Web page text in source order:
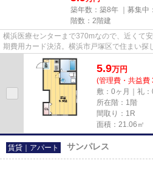
築年数：築8年 ｜募集中：
階数：2階建
横浜医療センターまで370mなので、近くて
期費用カード決済。横浜市戸塚区で住まい探
い。当社へのお問い合わせは、0...
5.9万円
(管理費・共益費
敷：0ヶ月｜礼：
所在階：1階
間取り：1R
面積：21.06㎡
賃貸｜アパート サンパレス